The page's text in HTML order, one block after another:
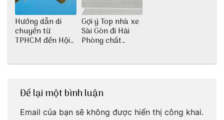
Hướng dẫn di
chuyển từ
TPHCM đến Hội
Gợi ý Top nhà xe
Sài Gòn đi Hải
Phòng chất
Để lại một bình luận
Email của bạn sẽ không được hiển thị công khai.